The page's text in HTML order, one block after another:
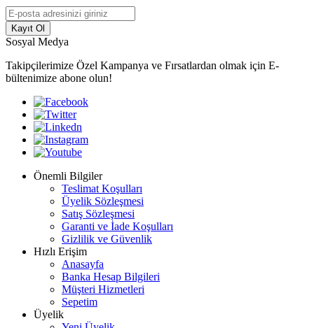
Kayıt Ol
Sosyal Medya
Takipçilerimize Özel Kampanya ve Fırsatlardan olmak için E-
bültenimize abone olun!
Önemli Bilgiler
Teslimat Koşulları
Üyelik Sözleşmesi
Satış Sözleşmesi
Garanti ve İade Koşulları
Gizlilik ve Güvenlik
Hızlı Erişim
Anasayfa
Banka Hesap Bilgileri
Müşteri Hizmetleri
Sepetim
Üyelik